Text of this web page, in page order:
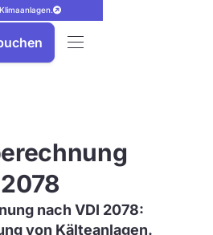
nach VDI 2078:
von Kälteanlagen.